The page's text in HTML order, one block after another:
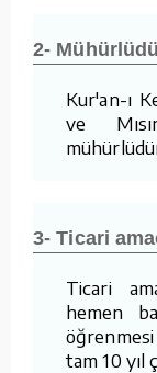
2-
Kur'an-ı
ve
3- Ticari
Ticari
hemen
tam 10 yıl